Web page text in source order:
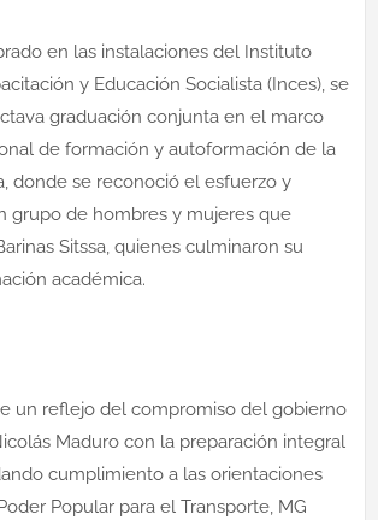
en las instalaciones del Instituto
y Educación Socialista (Inces), se
graduación conjunta en el marco
de formación y autoformación de la
donde se reconoció el esfuerzo y
grupo de hombres y mujeres que
Sitssa, quienes culminaron su
académica.
un reflejo del compromiso del gobierno
Maduro con la preparación integral
cumplimiento a las orientaciones
Popular para el Transporte, MG